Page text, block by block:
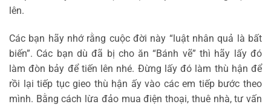
lên.
Các bạn hãy nhớ rằng cuộc đời này “luật nhân quả là bất
biến”. Các bạn dù đã bị cho ăn “Bánh vẽ” thì hãy lấy đó
làm đòn bảy để tiến lên nhé. Đừng lấy đó làm thù hận để
rồi lại tiếp tục gieo thù hận ấy vào các em tiếp bước theo
mình. Bằng cách lừa đảo mua điện thoại, thuê nhà, tư vấn